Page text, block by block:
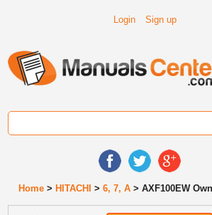
Login Sign up
Home > HITACHI >6, 7, A > AXF100EW